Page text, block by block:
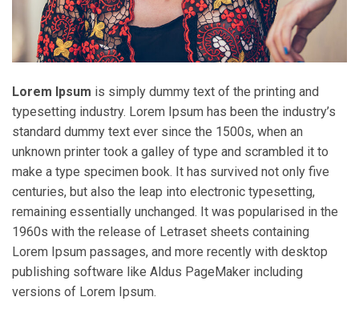
Lorem Ipsum is simply dummy text of the printing and
typesetting industry. Lorem Ipsum has been the industry’s
standard dummy text ever since the 1500s, when an
unknown printer took a galley of type and scrambled it to
make a type specimen book. It has survived not only five
centuries, but also the leap into electronic typesetting,
remaining essentially unchanged. It was popularised in the
1960s with the release of Letraset sheets containing
Lorem Ipsum passages, and more recently with desktop
publishing software like Aldus PageMaker including
versions of Lorem Ipsum.